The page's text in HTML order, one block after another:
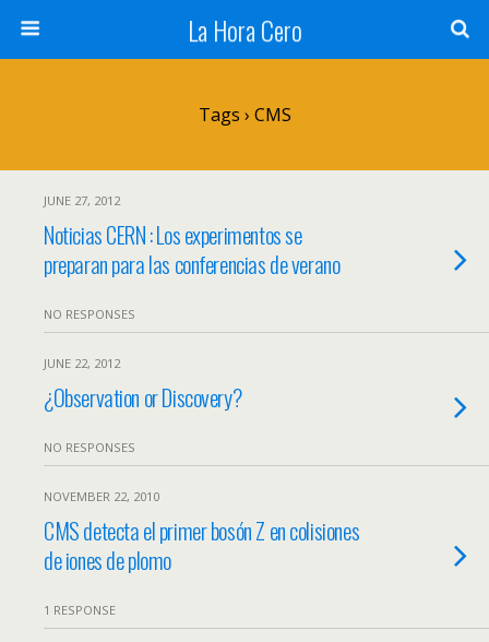
La Hora Cero
Tags › CMS
JUNE 27, 2012
Noticias CERN : Los experimentos se
preparan para las conferencias de verano
NO RESPONSES
JUNE 22, 2012
¿Observation or Discovery?
NO RESPONSES
NOVEMBER 22, 2010
CMS detecta el primer bosón Z en colisiones
de iones de plomo
1 RESPONSE